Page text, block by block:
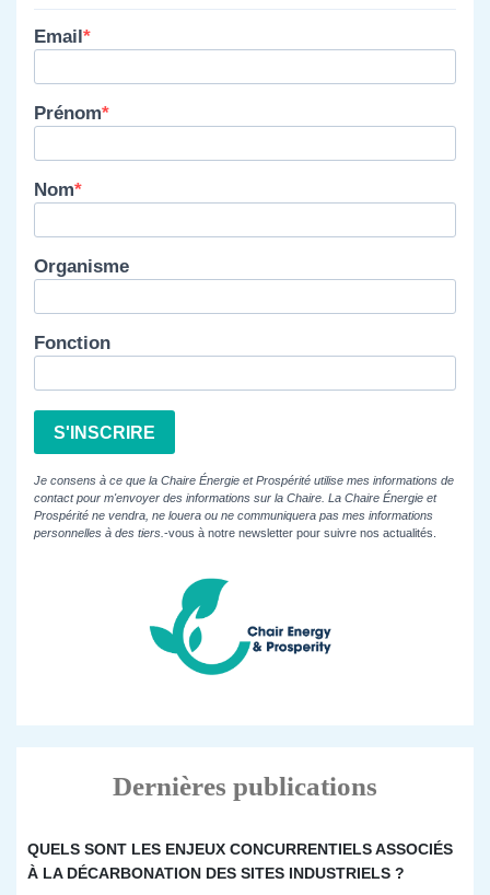
Email
Prénom
Nom
Organisme
Fonction
S'INSCRIRE
Je consens à ce que la Chaire Énergie et Prospérité utilise mes informations de
contact pour m'envoyer des informations sur la Chaire. La Chaire Énergie et
Prospérité ne vendra, ne louera ou ne communiquera pas mes informations
personnelles à des tiers. -vous à notre newsletter pour suivre nos actualités.
Dernières publications
QUELS SONT LES ENJEUX CONCURRENTIELS ASSOCIÉS
À LA DÉCARBONATION DES SITES INDUSTRIELS ?